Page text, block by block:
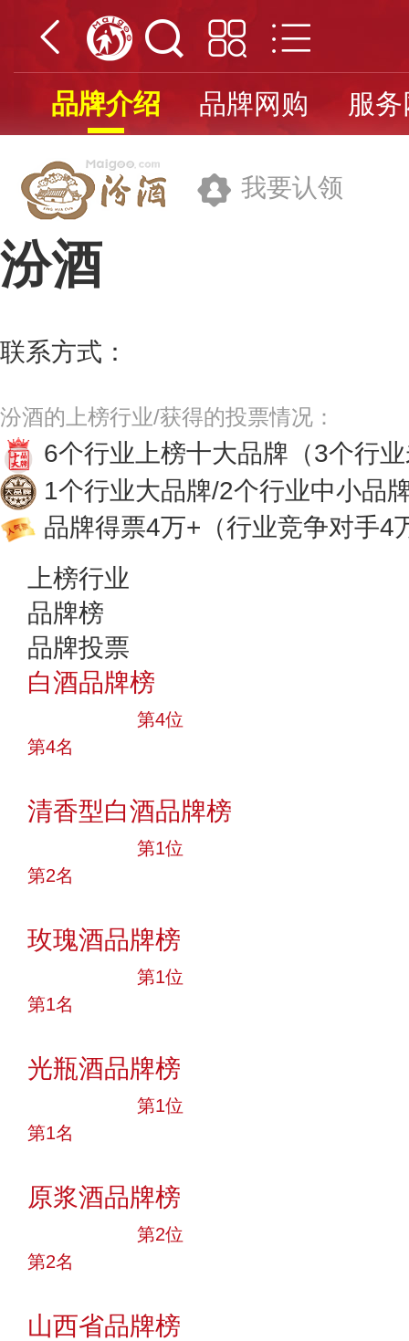
品牌介绍 品牌网购 服
我要认领
汾酒
联系方式：
汾酒的上榜行业/获得的投票情况：
6个行业上榜十大品牌 （3个行
1个行业大品牌/2个行业中小品
品牌得票4万+ （行业竞争对手4
上榜行业
品牌榜
品牌投票
白酒品牌榜
第4位
第4名
清香型白酒品牌榜
第1位
第2名
玫瑰酒品牌榜
第1位
第1名
光瓶酒品牌榜
第1位
第1名
原浆酒品牌榜
第2位
第2名
山西省品牌榜